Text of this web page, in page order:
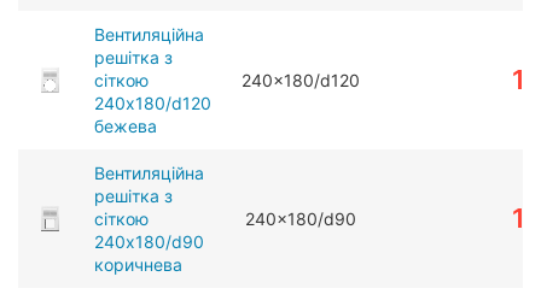
Вентиляційна
решітка з
сіткою
240x180/d120
бежева
240x180/d120
Вентиляційна
решітка з
сіткою
240x180/d90
коричнева
240x180/d90